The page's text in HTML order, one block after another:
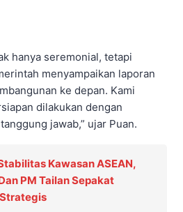
hanya seremonial, tetapi
menyampaikan laporan
ke depan. Kami
dilakukan dengan
jawab,” ujar Puan.
Kawasan ASEAN,
PM Tailan Sepakat